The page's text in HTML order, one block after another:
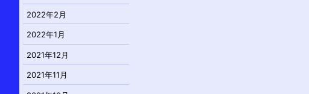
2022年2月
2022年1月
2021年12月
2021年11月